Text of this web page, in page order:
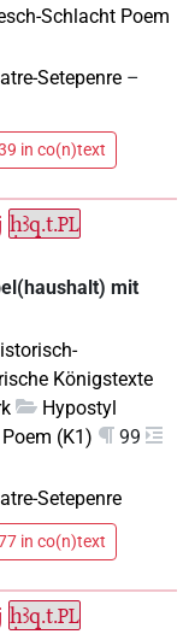
Schlacht Poem
Setepenre –
in co(n)text
ḥꜣq.t.PL
mit
Königstexte
Hypostyl
(K1)
99
Setepenre
in co(n)text
ḥꜣq.t.PL